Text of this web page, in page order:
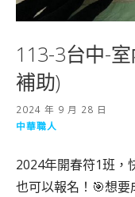
113-3台中-
補助)
2024 年 9 月 28 日
中華職人
2024年開春符1班，
也可以報名！🎯想